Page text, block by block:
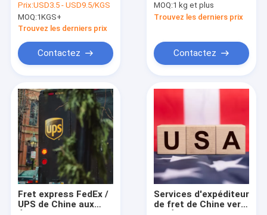
Produits
Vidéos
A propos de nous
Contact
Prix:USD3.5 - USD9.5/KGS
MOQ:1KGS+
Trouvez les derniers prix
Contactez
transport maritime
de la Chine vers les
MOQ:1 kg et plus
Trouvez les derniers prix
Contactez
Fret express FedEx /
UPS de Chine aux
Services d'expéditeur
de fret de Chine vers